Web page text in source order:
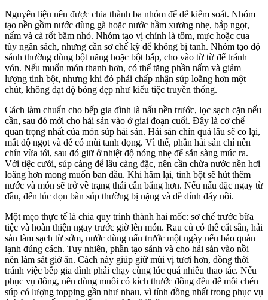
Nguyên liệu nên được chia thành ba nhóm để dễ kiểm soát. Nhóm
tạo nền gồm nước dùng gà hoặc nước hầm xương nhẹ, bắp ngọt,
nấm và cà rốt băm nhỏ. Nhóm tạo vị chính là tôm, mực hoặc cua
tùy ngân sách, nhưng cần sơ chế kỹ để không bị tanh. Nhóm tạo độ
sánh thường dùng bột năng hoặc bột bắp, cho vào từ từ để tránh
vón. Nếu muốn món thanh hơn, có thể tăng phần nấm và giảm
lượng tinh bột, nhưng khi đó phải chấp nhận súp loãng hơn một
chút, không đạt độ bóng đẹp như kiểu tiệc truyền thống.
Cách làm chuẩn cho bếp gia đình là nấu nền trước, lọc sạch cặn nếu
cần, sau đó mới cho hải sản vào ở giai đoạn cuối. Đây là cơ chế
quan trọng nhất của món súp hải sản. Hải sản chín quá lâu sẽ co lại,
mất độ ngọt và dễ có mùi tanh đọng. Vì thế, phần hải sản chỉ nên
chín vừa tới, sau đó giữ ở nhiệt độ nóng nhẹ để sẵn sàng múc ra.
Với tiệc cưới, súp càng để lâu càng đặc, nên cần chừa nước nền hơi
loãng hơn mong muốn ban đầu. Khi hâm lại, tinh bột sẽ hút thêm
nước và món sẽ trở về trạng thái cân bằng hơn. Nếu nấu đặc ngay từ
đầu, đến lúc dọn bàn súp thường bị nặng và dễ dính đáy nồi.
Một mẹo thực tế là chia quy trình thành hai mốc: sơ chế trước bữa
tiệc và hoàn thiện ngay trước giờ lên món. Rau củ có thể cắt sẵn, hải
sản làm sạch từ sớm, nước dùng nấu trước một ngày nếu bảo quản
lạnh đúng cách. Tuy nhiên, phần tạo sánh và cho hải sản vào nồi
nên làm sát giờ ăn. Cách này giúp giữ mùi vị tươi hơn, đồng thời
tránh việc bếp gia đình phải chạy cùng lúc quá nhiều thao tác. Nếu
phục vụ đông, nên dùng muôi có kích thước đồng đều để mỗi chén
súp có lượng topping gần như nhau, vì tính đồng nhất trong phục vụ